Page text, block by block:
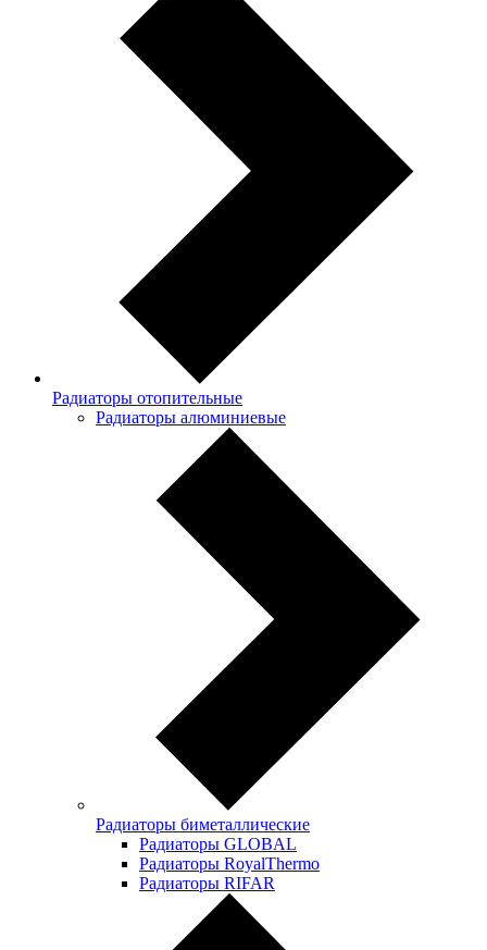
Радиаторы отопительные
Радиаторы алюминиевые
Радиаторы биметаллические
Радиаторы GLOBAL
Радиаторы RoyalThermo
Радиаторы RIFAR